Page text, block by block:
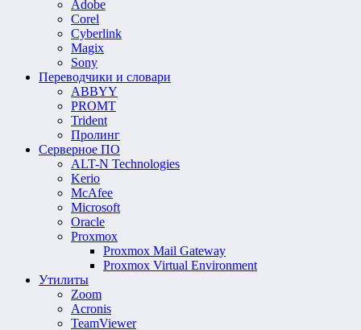
Adobe
Corel
Cyberlink
Magix
Sony
Переводчики и словари
ABBYY
PROMT
Trident
Пролинг
Серверное ПО
ALT-N Technologies
Kerio
McAfee
Microsoft
Oracle
Proxmox
Proxmox Mail Gateway
Proxmox Virtual Environment
Утилиты
Zoom
Acronis
TeamViewer